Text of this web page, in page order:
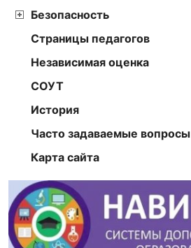
Безопасность
Страницы педагогов
Независимая оценка
СОУТ
История
Часто задаваемые вопросы
Карта сайта